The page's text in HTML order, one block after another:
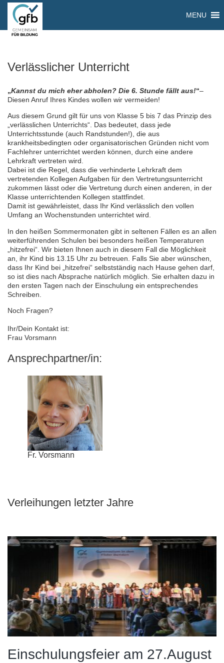
MENU
Verlässlicher Unterricht
„Kannst du mich eher abholen? Die 6. Stunde fällt aus!“–
Diesen Anruf Ihres Kindes wollen wir vermeiden!
Aus diesem Grund gilt für uns von Klasse 5 bis 7 das Prinzip des
„verlässlichen Unterrichts“. Das bedeutet, dass jede
Unterrichtsstunde (auch Randstunden!), die aus
krankheitsbedingten oder organisatorischen Gründen nicht vom
Fachlehrer unterrichtet werden können, durch eine andere
Lehrkraft vertreten wird.
Dabei ist die Regel, dass die verhinderte Lehrkraft dem
vertretenden Kollegen Aufgaben für den Vertretungsunterricht
zukommen lässt oder die Vertretung durch einen anderen, in der
Klasse unterrichtenden Kollegen stattfindet.
Damit ist gewährleistet, dass Ihr Kind verlässlich den vollen
Umfang an Wochenstunden unterrichtet wird.
In den heißen Sommermonaten gibt in seltenen Fällen es an allen
weiterführenden Schulen bei besonders heißen Temperaturen
„hitzefrei“. Wir bieten Ihnen auch in diesem Fall die Möglichkeit
an, ihr Kind bis 13.15 Uhr zu betreuen. Falls Sie aber wünschen,
dass Ihr Kind bei „hitzefrei“ selbstständig nach Hause gehen darf,
so ist dies nach Absprache natürlich möglich. Sie erhalten dazu in
den ersten Tagen nach der Einschulung ein entsprechendes
Schreiben.
Noch Fragen?
Ihr/Dein Kontakt ist:
Frau Vorsmann
Ansprechpartner/in:
Fr. Vorsmann
Verleihungen letzter Jahre
Einschulungsfeier am 27.August